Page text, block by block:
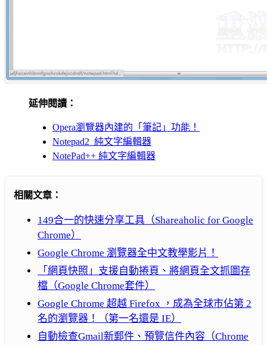
延伸閱讀：
Opera瀏覽器內建的「筆記」功能！
Notepad2 純文字編輯器
NotePad++ 純文字編輯器
相關文章：
149合一的快速分享工具（Shareaholic for Google
Chrome）
Google Chrome 瀏覽器全中文教學影片！
「網頁快照」支援自動捲頁、將網頁全文抓圖存
檔（Google Chrome套件）
Google Chrome 超越 Firefox ，成為全球市佔第 2
名的瀏覽器！（第一名還是 IE）
自動檢查Gmail新郵件、預覽信件內容（Chrome